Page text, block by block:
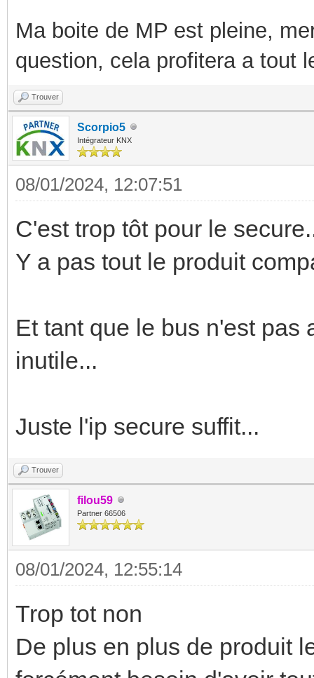
Ma boite de MP est pleine,
question, cela profitera a tout
Trouver
Scorpio5
Intégrateur KNX
08/01/2024, 12:07:51
C'est trop tôt pour le
Y a pas tout le produit
Et tant que le bus n'est pas
inutile...
Juste l'ip secure suffit...
Trouver
filou59
Partner 66506
08/01/2024, 12:55:14
Trop tot non
De plus en plus de produit